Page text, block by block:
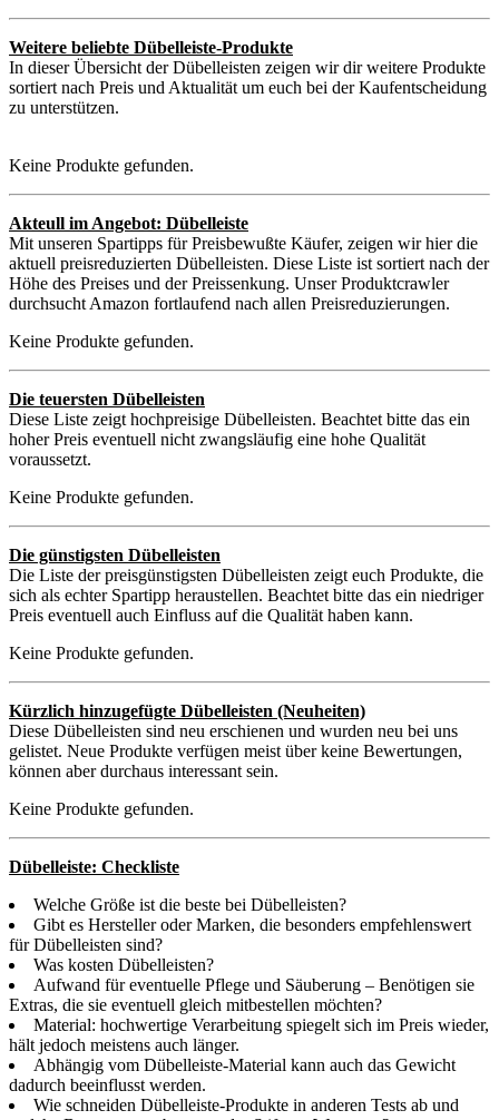
Weitere beliebte Dübelleiste-Produkte
In dieser Übersicht der Dübelleisten zeigen wir dir weitere Produkte
sortiert nach Preis und Aktualität um euch bei der Kaufentscheidung
zu unterstützen.
Keine Produkte gefunden.
Akteull im Angebot: Dübelleiste
Mit unseren Spartipps für Preisbewußte Käufer, zeigen wir hier die
aktuell preisreduzierten Dübelleisten. Diese Liste ist sortiert nach der
Höhe des Preises und der Preissenkung. Unser Produktcrawler
durchsucht Amazon fortlaufend nach allen Preisreduzierungen.
Keine Produkte gefunden.
Die teuersten Dübelleisten
Diese Liste zeigt hochpreisige Dübelleisten. Beachtet bitte das ein
hoher Preis eventuell nicht zwangsläufig eine hohe Qualität
voraussetzt.
Keine Produkte gefunden.
Die günstigsten Dübelleisten
Die Liste der preisgünstigsten Dübelleisten zeigt euch Produkte, die
sich als echter Spartipp heraustellen. Beachtet bitte das ein niedriger
Preis eventuell auch Einfluss auf die Qualität haben kann.
Keine Produkte gefunden.
Kürzlich hinzugefügte Dübelleisten (Neuheiten)
Diese Dübelleisten sind neu erschienen und wurden neu bei uns
gelistet. Neue Produkte verfügen meist über keine Bewertungen,
können aber durchaus interessant sein.
Keine Produkte gefunden.
Dübelleiste: Checkliste
Welche Größe ist die beste bei Dübelleisten?
Gibt es Hersteller oder Marken, die besonders empfehlenswert
für Dübelleisten sind?
Was kosten Dübelleisten?
Aufwand für eventuelle Pflege und Säuberung – Benötigen sie
Extras, die sie eventuell gleich mitbestellen möchten?
Material: hochwertige Verarbeitung spiegelt sich im Preis wieder,
hält jedoch meistens auch länger.
Abhängig vom Dübelleiste-Material kann auch das Gewicht
dadurch beeinflusst werden.
Wie schneiden Dübelleiste-Produkte in anderen Tests ab und